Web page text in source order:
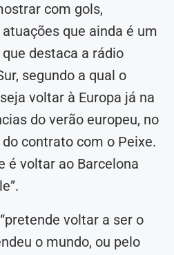
com gols,
que ainda é um
destaca a rádio
segundo a qual o
voltar à Europa já na
do verão europeu, no
contrato com o Peixe.
é voltar ao Barcelona
voltar a ser o
o mundo, ou pelo